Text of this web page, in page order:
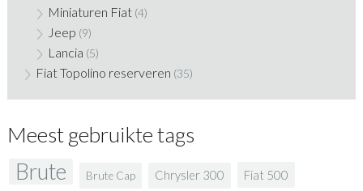
Miniaturen Fiat (4)
Jeep (9)
Lancia (5)
Fiat Topolino reserveren (35)
Meest gebruikte tags
Brute Brute Cap Chrysler 300 Fiat 500